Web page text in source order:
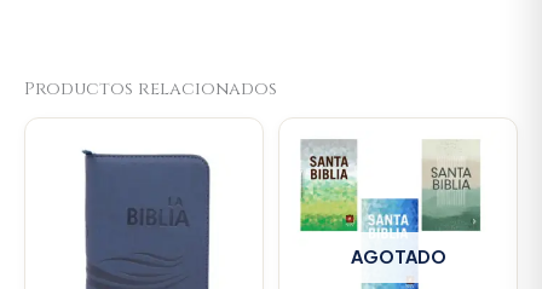
Productos relacionados
Current
AGOTADO